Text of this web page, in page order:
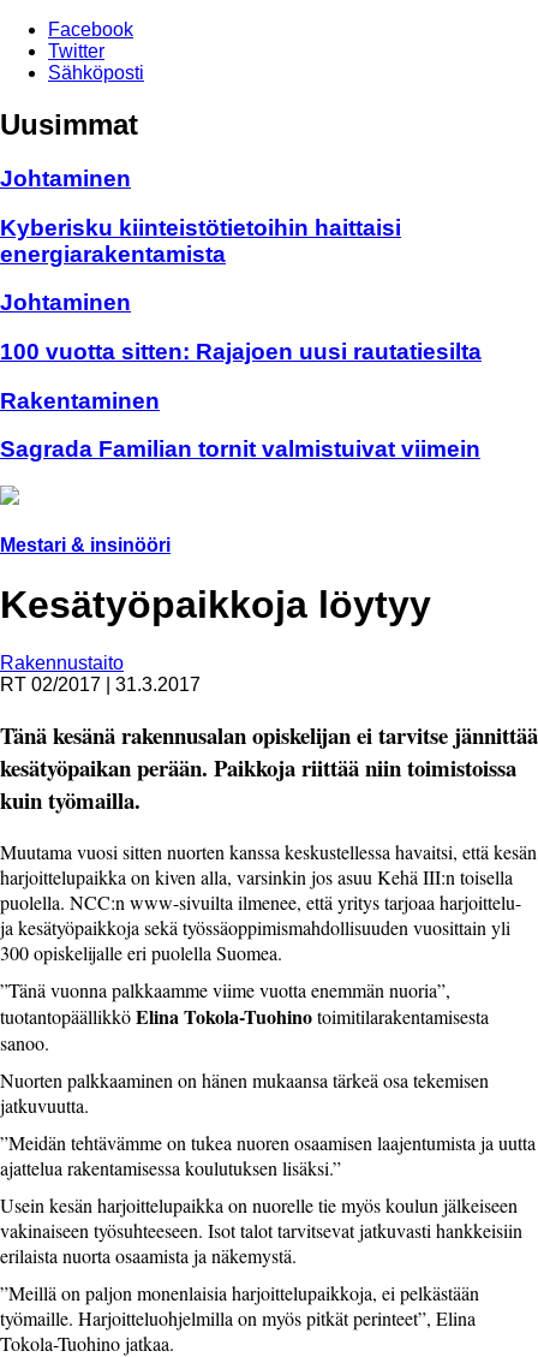
Facebook
Twitter
Sähköposti
Uusimmat
Johtaminen
Kyberisku kiinteistötietoihin haittaisi
energiarakentamista
Johtaminen
100 vuotta sitten: Rajajoen uusi rautatiesilta
Rakentaminen
Sagrada Familian tornit valmistuivat viimein
Mestari & insinööri
Kesätyöpaikkoja löytyy
Rakennustaito
RT 02/2017
31.3.2017
Tänä kesänä rakennusalan opiskelijan ei tarvitse jännittää
kesätyöpaikan perään. Paikkoja riittää niin toimistoissa
kuin työmailla.
Muutama vuosi sitten nuorten kanssa keskustellessa havaitsi, että kesän
harjoittelupaikka on kiven alla, varsinkin jos asuu Kehä III:n toisella
puolella. NCC:n www-sivuilta ilmenee, että yritys tarjoaa harjoittelu-
ja kesätyöpaikkoja sekä työssäoppimismahdollisuuden vuosittain yli
300 opiskelijalle eri puolella Suomea.
”Tänä vuonna palkkaamme viime vuotta enemmän nuoria”,
tuotantopäällikköElina Tokola-Tuohinotoimitilarakentamisesta
sanoo.
Nuorten palkkaaminen on hänen mukaansa tärkeä osa tekemisen
jatkuvuutta.
”Meidän tehtävämme on tukea nuoren osaamisen laajentumista ja uutta
ajattelua rakentamisessa koulutuksen lisäksi.”
Usein kesän harjoittelupaikka on nuorelle tie myös koulun jälkeiseen
vakinaiseen työsuhteeseen. Isot talot tarvitsevat jatkuvasti hankkeisiin
erilaista nuorta osaamista ja näkemystä.
”Meillä on paljon monenlaisia harjoittelupaikkoja, ei pelkästään
työmaille. Harjoitteluohjelmilla on myös pitkät perinteet”, Elina
Tokola-Tuohino jatkaa.